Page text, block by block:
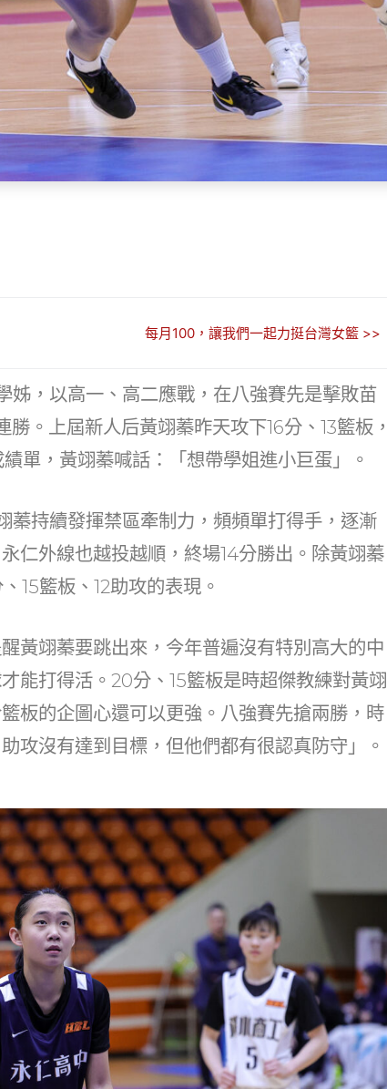
每月100，讓我們一起力挺台灣女籃 >>
姊，以高一、高二應戰，在八強賽先是擊敗苗
。上屆新人后黃翊蓁昨天攻下16分、13籃板，
單，黃翊蓁喊話：「想帶學姐進小巨蛋」。
蓁持續發揮禁區牽制力，頻頻單打得手，逐漸
仁外線也越投越順，終場14分勝出。除黃翊蓁
15籃板、12助攻的表現。
黃翊蓁要跳出來，今年普遍沒有特別高大的中
能打得活。20分、15籃板是時超傑教練對黃翊
板的企圖心還可以更強。八強賽先搶兩勝，時
攻沒有達到目標，但他們都有很認真防守」。